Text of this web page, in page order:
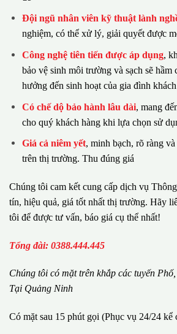
Đội ngũ nhân viên kỹ thuật lành
nghiệm, có thể xử lý, giải quyết được
Công nghệ tiên tiến được áp dụng,
bảo vệ sinh môi trường và sạch sẽ hầm
hưởng đến sinh hoạt của gia đình
Có chế dộ bảo hành lâu dài, mang
cho quý khách hàng khi lựa chọn sử
Giá cả niêm yết, minh bạch, rõ ràng
trên thị trường. Thu đúng giá
Chúng tôi cam kết cung cấp dịch vụ
tín, hiệu quả, giá tốt nhất thị trường. Hãy
tôi để được tư vấn, báo giá cụ thể nhất!
Tổng đài: 0388.444.445
Chúng tôi có mặt trên khắp các tuyến Phố
Tại Quảng Ninh
Có mặt sau 15 phút gọi (Phục vụ 24/24 kể